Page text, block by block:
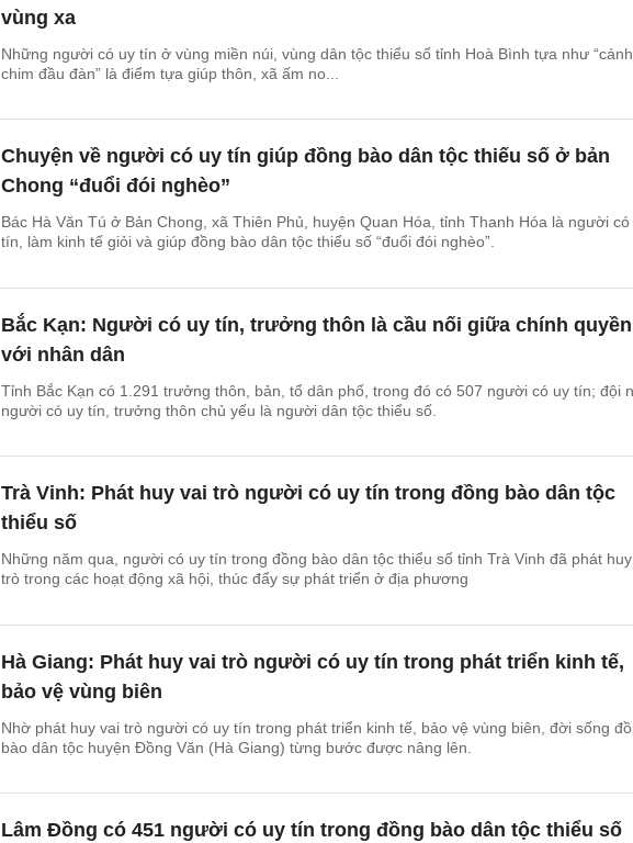
vùng xa
Những người có uy tín ở vùng miền núi, vùng dân tộc thiểu số tỉnh Hoà Bình tựa như “cánh
chim đầu đàn” là điểm tựa giúp thôn, xã ấm no...
Chuyện về người có uy tín giúp đồng bào dân tộc thiếu số ở bản
Chong “đuổi đói nghèo”
Bác Hà Văn Tú ở Bản Chong, xã Thiên Phủ, huyện Quan Hóa, tỉnh Thanh Hóa là người có
tín, làm kinh tế giỏi và giúp đồng bào dân tộc thiểu số “đuổi đói nghèo”.
Bắc Kạn: Người có uy tín, trưởng thôn là cầu nối giữa chính quyền
với nhân dân
Tỉnh Bắc Kạn có 1.291 trưởng thôn, bản, tổ dân phố, trong đó có 507 người có uy tín; đội
người có uy tín, trưởng thôn chủ yếu là người dân tộc thiểu số.
Trà Vinh: Phát huy vai trò người có uy tín trong đồng bào dân tộc
thiểu số
Những năm qua, người có uy tín trong đồng bào dân tộc thiểu số tỉnh Trà Vinh đã phát
trò trong các hoạt động xã hội, thúc đẩy sự phát triển ở địa phương
Hà Giang: Phát huy vai trò người có uy tín trong phát triển kinh tế,
bảo vệ vùng biên
Nhờ phát huy vai trò người có uy tín trong phát triển kinh tế, bảo vệ vùng biên, đời sống
bào dân tộc huyện Đồng Văn (Hà Giang) từng bước được nâng lên.
Lâm Đồng có 451 người có uy tín trong đồng bào dân tộc thiểu số